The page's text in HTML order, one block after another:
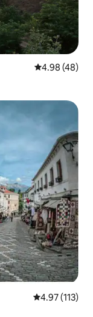
평점 4.98점(5
4.98 (48)
평점 4.97점(5
4.97 (113)